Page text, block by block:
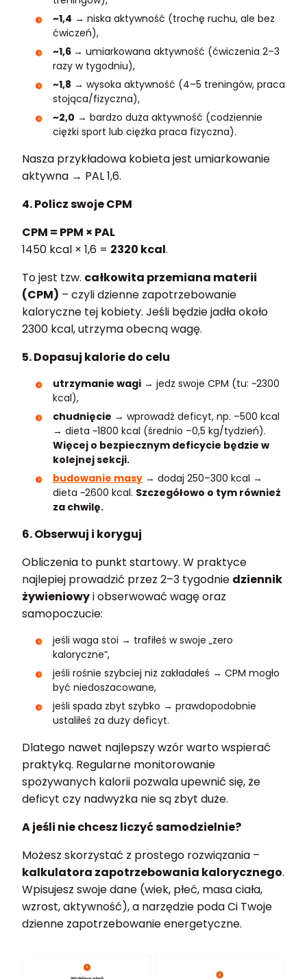
~1,4 → niska aktywność (trochę ruchu, ale bez
ćwiczeń),
~1,6 → umiarkowana aktywność (ćwiczenia 2–3
razy w tygodniu),
~1,8 → wysoka aktywność (4–5 treningów, praca
stojąca/fizyczna),
~2,0 → bardzo duża aktywność (codziennie
ciężki sport lub ciężka praca fizyczna).
Nasza przykładowa kobieta jest umiarkowanie
aktywna → PAL 1,6.
4. Policz swoje CPM
CPM = PPM × PAL
1450 kcal × 1,6 = 2320 kcal.
To jest tzw. całkowita przemiana materii
(CPM) – czyli dzienne zapotrzebowanie
kaloryczne tej kobiety. Jeśli będzie jadła około
2300 kcal, utrzyma obecną wagę.
5. Dopasuj kalorie do celu
utrzymanie wagi → jedz swoje CPM (tu: ~2300
kcal),
chudnięcie → wprowadź deficyt, np. –500 kcal
→ dieta ~1800 kcal (średnio –0,5 kg/tydzień).
Więcej o bezpiecznym deficycie będzie w
kolejnej sekcji.
budowanie masy → dodaj 250–300 kcal →
dieta ~2600 kcal. Szczegółowo o tym również
za chwilę.
6. Obserwuj i koryguj
Obliczenia to punkt startowy. W praktyce
najlepiej prowadzić przez 2–3 tygodnie dziennik
żywieniowyi obserwować wagę oraz
samopoczucie:
jeśli waga stoi → trafiłeś w swoje „zero
kaloryczne”,
jeśli rośnie szybciej niż zakładałeś → CPM mogło
być niedoszacowane,
jeśli spada zbyt szybko → prawdopodobnie
ustaliłeś za duży deficyt.
Dlatego nawet najlepszy wzór warto wspierać
praktyką. Regularne monitorowanie
spożywanych kalorii pozwala upewnić się, że
deficyt czy nadwyżka nie są zbyt duże.
A jeśli nie chcesz liczyć samodzielnie?
Możesz skorzystać z prostego rozwiązania –
kalkulatora zapotrzebowania kalorycznego.
Wpisujesz swoje dane (wiek, płeć, masa ciała,
wzrost, aktywność), a narzędzie poda Ci Twoje
dzienne zapotrzebowanie energetyczne.